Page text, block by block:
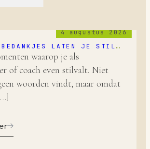
4 augustus 2026
BEDANKJES LATEN JE STIL
waarop je als
of coach even stilvalt. Niet
woorden vindt, maar omdat